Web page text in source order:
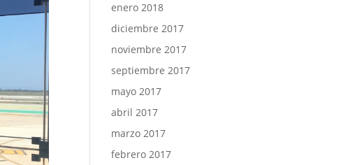
enero 2018
diciembre 2017
noviembre 2017
septiembre 2017
mayo 2017
abril 2017
marzo 2017
febrero 2017